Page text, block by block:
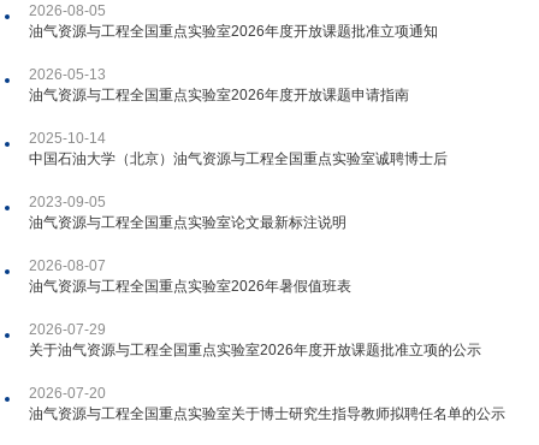
2026-08-05
油气资源与工程全国重点实验室2026年度开放课题批准立项通知
2026-05-13
油气资源与工程全国重点实验室2026年度开放课题申请指南
2025-10-14
中国石油大学（北京）油气资源与工程全国重点实验室诚聘博士后
2023-09-05
油气资源与工程全国重点实验室论文最新标注说明
2026-08-07
油气资源与工程全国重点实验室2026年暑假值班表
2026-07-29
关于油气资源与工程全国重点实验室2026年度开放课题批准立项的公示
2026-07-20
油气资源与工程全国重点实验室关于博士研究生指导教师拟聘任名单的公示